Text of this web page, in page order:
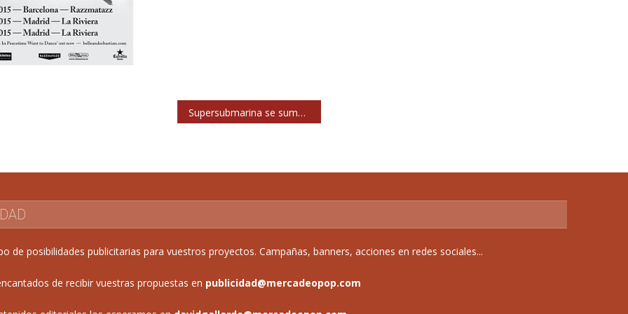
Supersubmarina se suman al Gibraltar Music Festival 2015
de posibilidades publicitarias para vuestros proyectos. Campañas, banners, acciones en redes sociales...
de recibir vuestras propuestas en publicidad@mercadeopop.com